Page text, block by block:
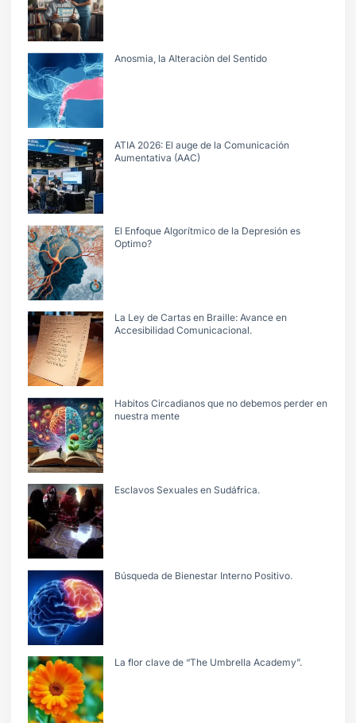
Anosmia, la Alteraciòn del Sentido
ATIA 2026: El auge de la Comunicación
Aumentativa (AAC)
El Enfoque Algorítmico de la Depresión es
Optimo?
La Ley de Cartas en Braille: Avance en
Accesibilidad Comunicacional.
Habitos Circadianos que no debemos perder en
nuestra mente
Esclavos Sexuales en Sudáfrica.
Búsqueda de Bienestar Interno Positivo.
La flor clave de “The Umbrella Academy”.